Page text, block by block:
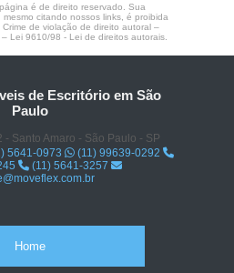
é de direito reservado. Sua
citando nossos links, é proibida
de violação de direito autoral –
– Lei 9610/98 - Lei de direitos autorais.
de Escritório em São
Paulo
Santo Amaro - São Paulo - SP
5641-0973
(11) 99639-0292
(11) 5641-3257
Home